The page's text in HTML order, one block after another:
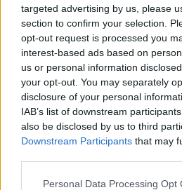
targeted advertising by us, please
section to confirm your selection.
opt-out request is processed you
interest-based ads based on
us or personal information
your opt-out. You may separately
disclosure of your personal
IAB’s list of downstream
also be disclosed by us to third
Downstream Participants that may
Personal Data Processing Opt
Δυνατότητα διαγραφής
παλαιών οφειλών
ασφαλισμένων δίνει ν/σ